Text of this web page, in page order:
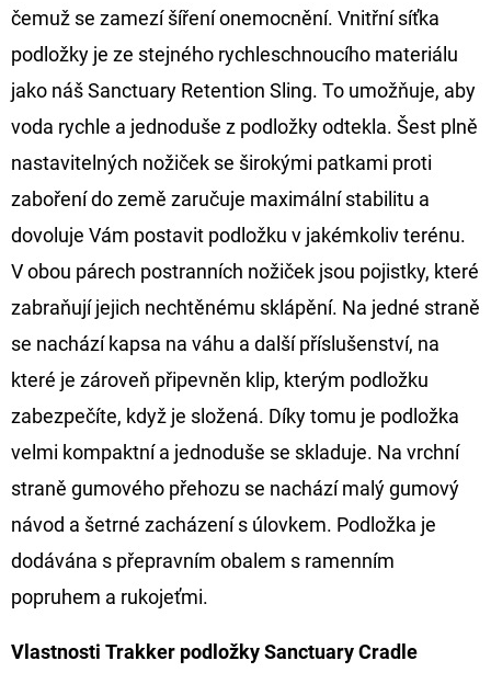
čemuž se zamezí šíření onemocnění. Vnitřní síťka
podložky je ze stejného rychleschnoucího materiálu
jako náš Sanctuary Retention Sling. To umožňuje, aby
voda rychle a jednoduše z podložky odtekla. Šest plně
nastavitelných nožiček se širokými patkami proti
zaboření do země zaručuje maximální stabilitu a
dovoluje Vám postavit podložku v jakémkoliv terénu.
V obou párech postranních nožiček jsou pojistky, které
zabraňují jejich nechtěnému sklápění. Na jedné straně
se nachází kapsa na váhu a další příslušenství, na
které je zároveň připevněn klip, kterým podložku
zabezpečíte, když je složená. Díky tomu je podložka
velmi kompaktní a jednoduše se skladuje. Na vrchní
straně gumového přehozu se nachází malý gumový
návod a šetrné zacházení s úlovkem. Podložka je
dodávána s přepravním obalem s ramenním
popruhem a rukojeťmi.
Vlastnosti Trakker podložky Sanctuary Cradle
OTVOREM
36
Původně:
Kč